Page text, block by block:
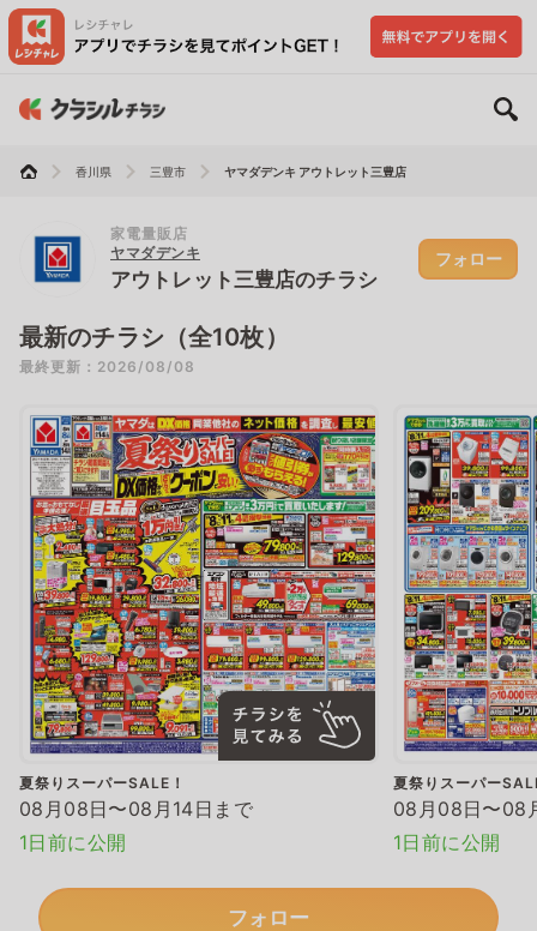
香川県 三豊市 ヤマダデンキ アウトレット三豊店
家電量販店
ヤマダデンキ
アウトレット三豊店のチラシ
フォロー
最新のチラシ（全10枚）
最終更新：2026/08/08
夏祭りスーパーSALE！
08月08日〜08月14日まで
1日前に公開
夏祭りスーパー
08月08日〜08
1日前に公開
フォロー